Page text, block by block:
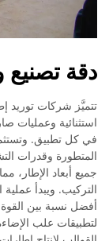
دقة
تتميَّز شركات توريد
استثنائية وعمليات
في كل تطبيق.
المتطورة وقدرات
جميع أبعاد الإطار،
التركيب. ويبدأ عملية
أفضل نسبة بين
لتطبيقات علب